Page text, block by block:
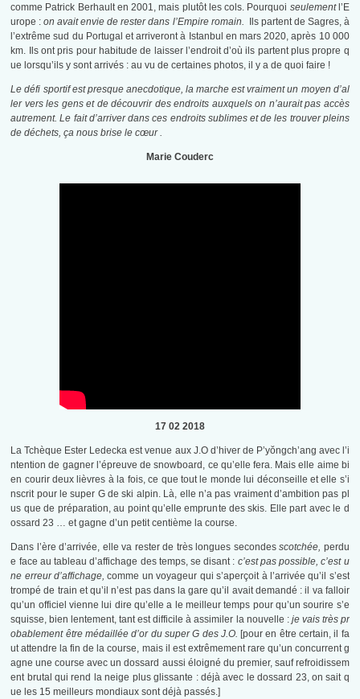
comme Patrick Berhault en 2001, mais plutôt les cols. Pourquoi seulement l’E
urope :on avait envie de rester dans l’Empire romain. Ils partent de Sagres, à
l’extrême sud du Portugal et arriveront à Istanbul en mars 2020, après 10 000
km. Ils ont pris pour habitude de laisser l’endroit d’où ils partent plus propre q
ue lorsqu’ils y sont arrivés : au vu de certaines photos, il y a de quoi faire !
Le défi sportif est presque anecdotique, la marche est vraiment un moyen d’al
ler vers les gens et de découvrir des endroits auxquels on n’aurait pas accès
autrement. Le fait d’arriver dans ces endroits sublimes et de les trouver pleins
de déchets, ça nous brise le cœur .
Marie Couderc
17 02 2018
La Tchèque Ester Ledecka est venue aux J.O d’hiver de P’yŏngch’ang avec l’i
ntention de gagner l’épreuve de snowboard, ce qu’elle fera. Mais elle aime bi
en courir deux lièvres à la fois, ce que tout le monde lui déconseille et elle s’i
nscrit pour le super G de ski alpin. Là, elle n’a pas vraiment d’ambition pas pl
us que de préparation, au point qu’elle emprunte des skis. Elle part avec le d
ossard 23 … et gagne d’un petit centième la course.
Dans l’ère d’arrivée, elle va rester de très longues secondesscotchée, perdu
e face au tableau d’affichage des temps, se disant : c’est pas possible, c’est u
ne erreur d’affichage,comme un voyageur qui s’aperçoit à l’arrivée qu’il s’est
trompé de train et qu’il n’est pas dans la gare qu’il avait demandé : il va falloir
qu’un officiel vienne lui dire qu’elle a le meilleur temps pour qu’un sourire s’e
squisse, bien lentement, tant est difficile à assimiler la nouvelle : je vais très pr
obablement être médaillée d’or du super G des J.O. [pour en être certain, il fa
ut attendre la fin de la course, mais il est extrêmement rare qu’un concurrent g
agne une course avec un dossard aussi éloigné du premier, sauf refroidissem
ent brutal qui rend la neige plus glissante : déjà avec le dossard 23, on sait q
ue les 15 meilleurs mondiaux sont déjà passés.]